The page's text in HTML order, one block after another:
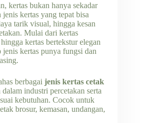
kertas bukan hanya sekadar
kertas yang tepat bisa
tarik visual, hingga kesan
Mulai dari kertas
kertas bertekstur elegan
kertas punya fungsi dan
berbagai jenis kertas cetak
industri percetakan serta
kebutuhan. Cocok untuk
brosur, kemasan, undangan,